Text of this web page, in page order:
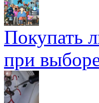
Покупать
при